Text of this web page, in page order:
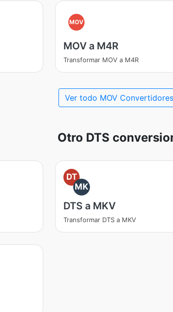
MOV
MOV a M4R
Transformar MOV a M4R
Ver todo MOV
Otro DTS
DT
MK
DTS a MKV
Transformar DTS a MKV